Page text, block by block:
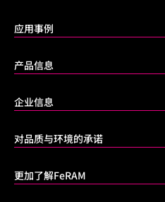
应用事例
产品信息
企业信息
对品质与环境的承诺
更加了解FeRAM